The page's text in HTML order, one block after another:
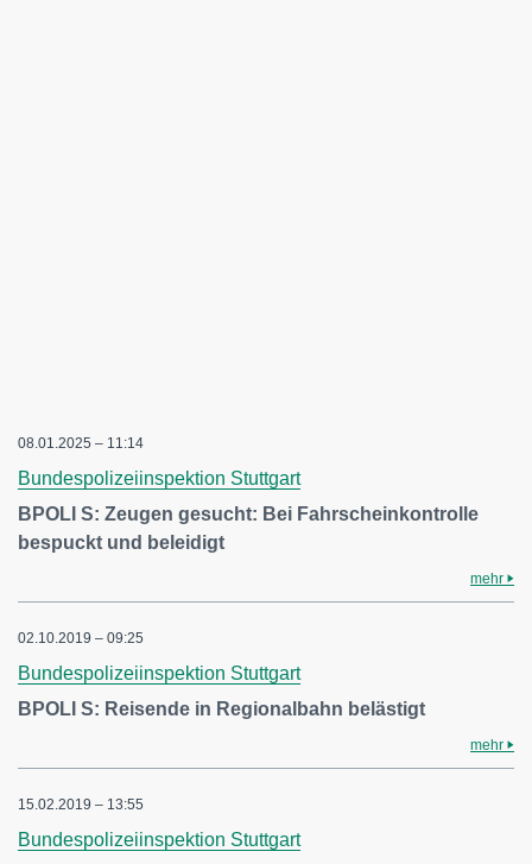
08.01.2025 – 11:14
Bundespolizeiinspektion Stuttgart
BPOLI S: Zeugen gesucht: Bei Fahrscheinkontrolle
bespuckt und beleidigt
mehr
02.10.2019 – 09:25
Bundespolizeiinspektion Stuttgart
BPOLI S: Reisende in Regionalbahn belästigt
mehr
15.02.2019 – 13:55
Bundespolizeiinspektion Stuttgart